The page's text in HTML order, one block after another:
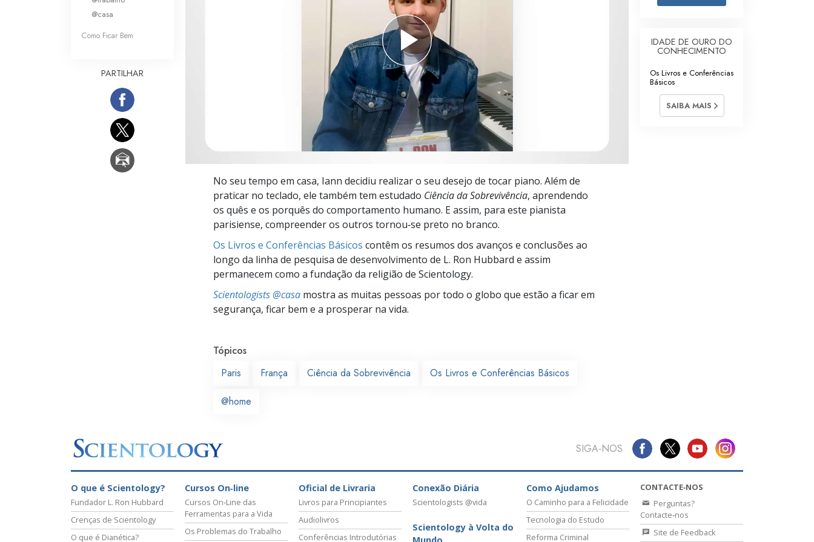
Ética e as Condições
A Causa da Supressão
No seu tempo em casa, Iann decidiu realizar o seu desejo de tocar piano. Além de
praticar no teclado, ele também tem estudado Ciência da Sobrevivência, aprendendo
os quês e os porquês do comportamento humano. E assim, para este pianista
parisiense, compreender os outros tornou‑se preto no branco.
Os Livros e Conferências Básicos contêm os resumos dos avanços e conclusões ao
longo da linha de pesquisa de desenvolvimento de L. Ron Hubbard e assim
permanecem como a fundação da religião de Scientology.
Scientologists @casa mostra as muitas pessoas por todo o globo que estão a ficar em
segurança, ficar bem e a prosperar na vida.
Tópicos
Paris
França Ciência da Sobrevivência Os Livros e Conferências Básicos
@home
@casa
Como Ficar Bem
PARTILHAR
IDADE DE OURO DO
CONHECIMENTO
Os Livros e Conferências
Básicos
SAIBA MAIS
SIGA‑NOS
O que é Scientology?
Fundador L. Ron Hubbard
Crenças de Scientology
O que é Dianética?
Cursos On‑line
Cursos On‑Line das
Ferramentas para a Vida
Os Problemas do Trabalho
Oficial de Livraria
Livros para Principiantes
Audiolivros
Conferências Introdutórias
Conexão Diária
Scientologists @vida
Scientology à Volta do
Como Ajudamos
O Caminho para a Felicidade
Tecnologia do Estudo
Reforma Criminal
CONTACTE‑NOS
Perguntas?
Contacte‑nos
Site de Feedback